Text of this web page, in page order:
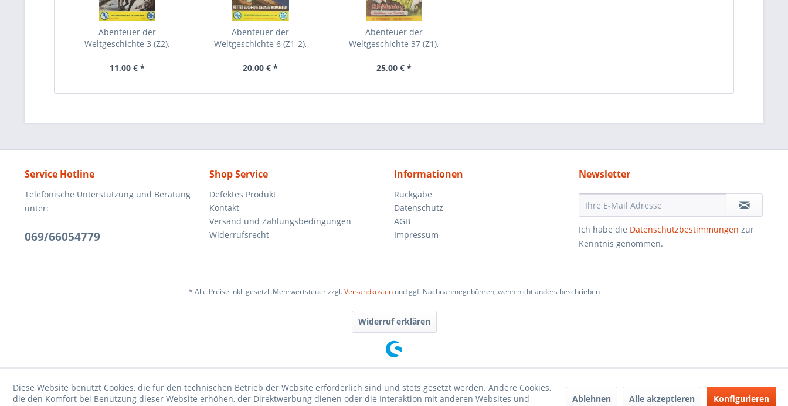
Abenteuer der
Weltgeschichte 3 (Z2),
11,00 € *
Abenteuer der
Weltgeschichte 6 (Z1-2),
20,00 € *
Abenteuer der
Weltgeschichte 37 (Z1),
25,00 € *
Service Hotline
Telefonische Unterstützung und Beratung
unter:
069/66054779
Shop Service
Defektes Produkt
Kontakt
Versand und Zahlungsbedingungen
Widerrufsrecht
Informationen
Rückgabe
Datenschutz
AGB
Impressum
Newsletter
Ich habe die Datenschutzbestimmungen zur
Kenntnis genommen.
* Alle Preise inkl. gesetzl. Mehrwertsteuer zzgl.Versandkostenund ggf. Nachnahmegebühren, wenn nicht anders beschrieben
Widerruf erklären
Diese Website benutzt Cookies, die für den technischen Betrieb der Website erforderlich sind und stets gesetzt werden. Andere Cookies,
die den Komfort bei Benutzung dieser Website erhöhen, der Direktwerbung dienen oder die Interaktion mit anderen Websites und
Ablehnen Alle akzeptieren Konfigurieren